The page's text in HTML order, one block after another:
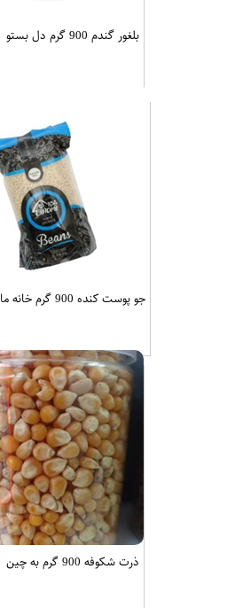
بلغور گندم 900 گرم دل بستو
جو پوست کنده 900 گرم خانه ما
ذرت شکوفه 900 گرم به چین